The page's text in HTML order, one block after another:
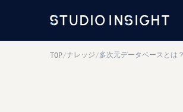
TOP/ナレッジ /多次元データベースとは